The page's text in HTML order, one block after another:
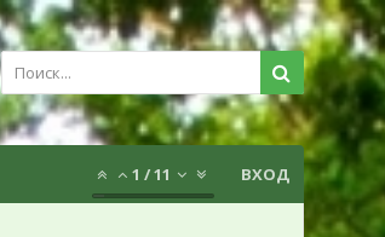
1 /11 ВХОД